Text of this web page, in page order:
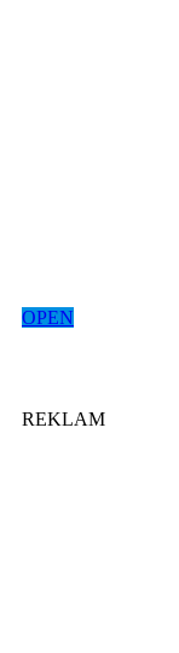
OPEN
REKLAM